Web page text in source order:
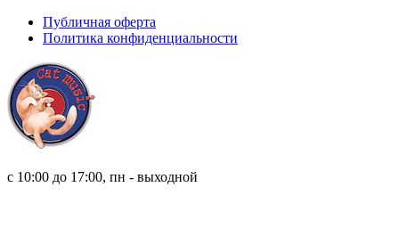
Публичная оферта
Политика конфиденциальности
с 10:00 до 17:00, пн - выходной